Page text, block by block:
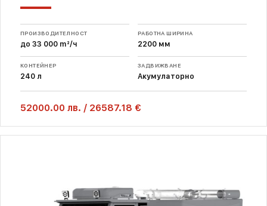
ПРОИЗВОДИТЕЛНОСТ
до 33 000 m²/ч
РАБОТНА ШИРИНА
2200 мм
КОНТЕЙНЕР
240 л
ЗАДВИЖВАНЕ
Акумулаторно
52000.00 лв. / 26587.18 €